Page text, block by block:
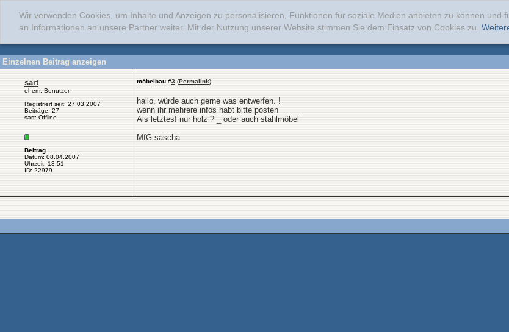
Wir verwenden Cookies, um Inhalte und Anzeigen zu personalisieren, Funktionen für soziale Medien anbieten zu können und
an Informationen an unsere Partner weiter. Mit der Nutzung unserer Website stimmen Sie dem Einsatz von Cookies zu.
Einzelnen Beitrag anzeigen
sart
ehem. Benutzer
Registriert seit: 27.03.2007
Beiträge: 27
sart: Offline
Beitrag
Datum: 08.04.2007
Uhrzeit: 13:51
ID: 22979
möbelbau #3 (Permalink)
hallo. würde auch gerne was entwerfen. !
wenn ihr mehrere infos habt bitte posten
Als letztes! nur holz ? _ oder auch stahlmöbel
MfG sascha